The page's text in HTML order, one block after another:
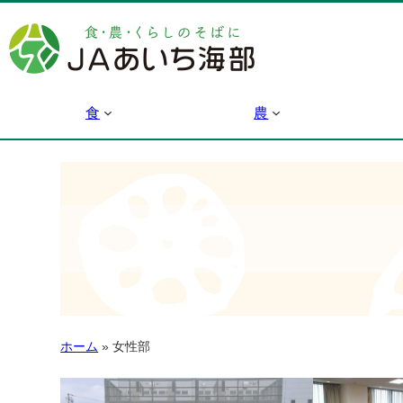
食 農
ホーム » 女性部